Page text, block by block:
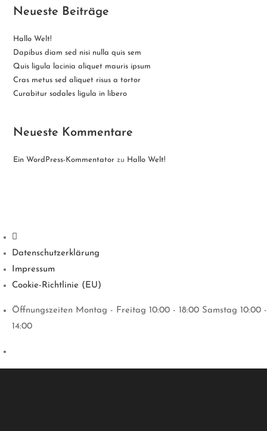
Neueste Beiträge
Hallo Welt!
Dapibus diam sed nisi nulla quis sem
Quis ligula lacinia aliquet mauris ipsum
Cras metus sed aliquet risus a tortor
Curabitur sodales ligula in libero
Neueste Kommentare
Ein WordPress-Kommentator zu Hallo Welt!
Datenschutzerklärung
Impressum
Cookie-Richtlinie (EU)
Öffnungszeiten Montag - Freitag 10:00 - 18:00 Samstag 10:00 -
14:00